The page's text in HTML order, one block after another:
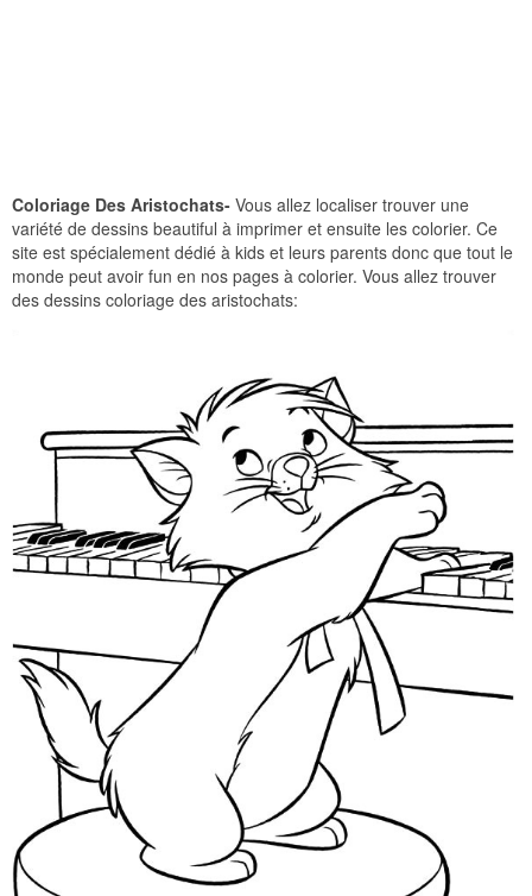
Coloriage Des Aristochats- Vous allez localiser trouver une
variété de dessins beautiful à imprimer et ensuite les colorier. Ce
site est spécialement dédié à kids et leurs parents donc que tout le
monde peut avoir fun en nos pages à colorier. Vous allez trouver
des dessins coloriage des aristochats: